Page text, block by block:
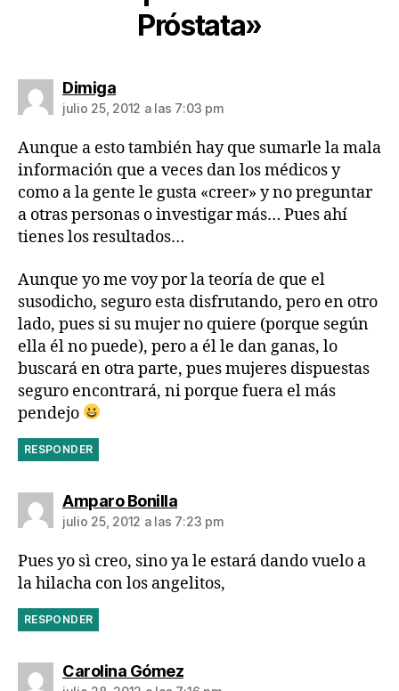
Próstata»
Dimigadice:
julio 25, 2012 a las 7:03 pm
Aunque a esto también hay que sumarle la mala
información que a veces dan los médicos y
como a la gente le gusta «creer» y no preguntar
a otras personas o investigar más… Pues ahí
tienes los resultados…
Aunque yo me voy por la teoría de que el
susodicho, seguro esta disfrutando, pero en otro
lado, pues si su mujer no quiere (porque según
ella él no puede), pero a él le dan ganas, lo
buscará en otra parte, pues mujeres dispuestas
seguro encontrará, ni porque fuera el más
pendejo
RESPONDER
Amparo Bonilladice:
julio 25, 2012 a las 7:23 pm
Pues yo sì creo, sino ya le estará dando vuelo a
la hilacha con los angelitos,
RESPONDER
Carolina Gómezdice: